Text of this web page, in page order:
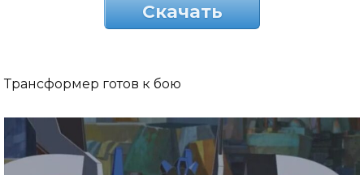
Скачать
Трансформер готов к бою